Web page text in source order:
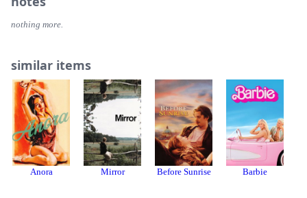
nothing more.
similar items
Anora Mirror Before Sunrise Barbie